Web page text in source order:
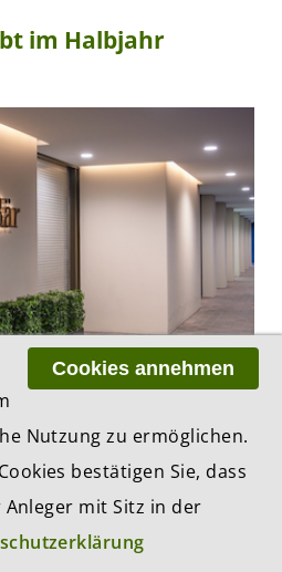
im Halbjahr
hat im ersten Halbjahr 2026
Erträge aber auch dank
auf ein neues
Cookies annehmen
Nutzung zu ermöglichen.
bestätigen Sie, dass
mit Sitz in der